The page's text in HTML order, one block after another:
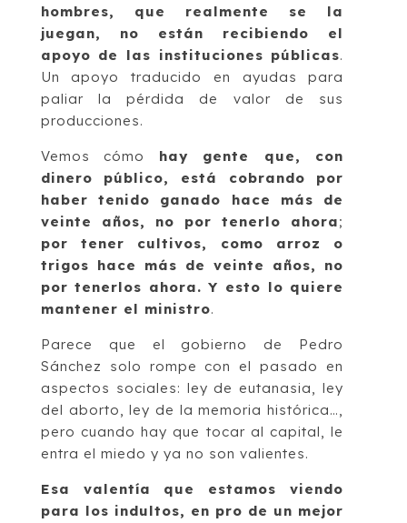
hombres, que realmente se la
juegan, no están recibiendo el
apoyo de las instituciones públicas.
Un apoyo traducido en ayudas para
paliar la pérdida de valor de sus
producciones.
Vemos cómo hay gente que, con
dinero público, está cobrando por
haber tenido ganado hace más de
veinte años, no por tenerlo ahora;
por tener cultivos, como arroz o
trigos hace más de veinte años, no
por tenerlos ahora. Y esto lo quiere
mantener el ministro.
Parece que el gobierno de Pedro
Sánchez solo rompe con el pasado en
aspectos sociales: ley de eutanasia, ley
del aborto, ley de la memoria histórica…,
pero cuando hay que tocar al capital, le
entra el miedo y ya no son valientes.
Esa valentía que estamos viendo
para los indultos, en pro de un mejor